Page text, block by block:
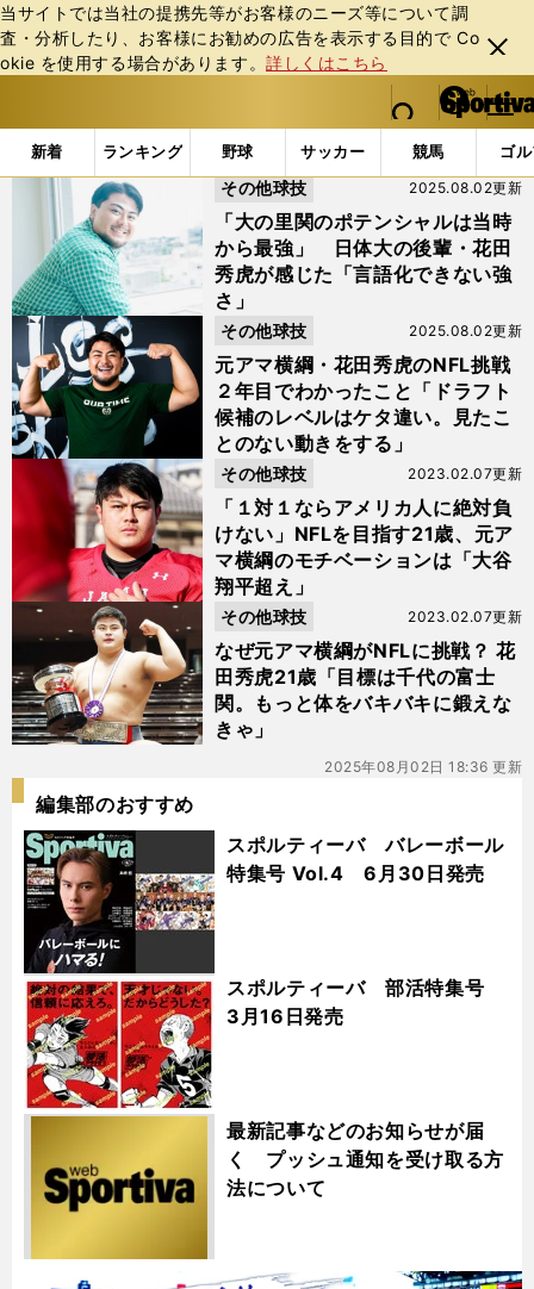
当サイトでは当社の提携先等がお客様のニーズ等について調
査・分析したり、お客様にお勧めの広告を表⽰する⽬的で Co
okie を使⽤する場合があります。詳しくはこちら
閉じ
る
web Sportiva (webスポルティーバ)
検索
マイペ
ー
ジ
メニュ
新着 ランキング 野球 サッカー 競馬 ゴ
b
ス
ィ
ー
バ
「#アマチュア横綱」の最新ニュース・ 情報
「大の里関のポテンシャルは当時
から最強」 日体大の後輩・花田
秀虎が感じた「言語化できない強
さ」
2025.08.02更新
その他球技
元アマ横綱・花田秀虎のNFL挑戦
２年目でわかったこと「ドラフト
候補のレベルはケタ違い。見たこ
とのない動きをする」
2025.08.02更新
その他球技
「１対１ならアメリカ人に絶対負
けない」NFLを目指す21歳、元ア
マ横綱のモチベーションは「大谷
翔平超え」
2023.02.07更新
その他球技
なぜ元アマ横綱がNFLに挑戦？ 花
田秀虎21歳「目標は千代の富士
関。もっと体をバキバキに鍛えな
きゃ」
2023.02.07更新
その他球技
2025年08月02日 18:36 更新
編集部のおすすめ
スポルティーバ バレーボール
特集号 Vol.4 6月30日発売
スポルティーバ 部活特集号
3月16日発売
最新記事などのお知らせが届
く プッシュ通知を受け取る方
法について